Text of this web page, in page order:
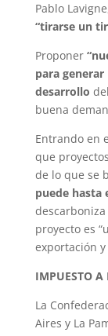
Pablo
“tirarse un
Proponer
para
desarrollo
buena
Entrando en
que
de lo que se
puede hasta
descarboniza
proyecto es
exportación
IMPUESTO A
La
Aires y La